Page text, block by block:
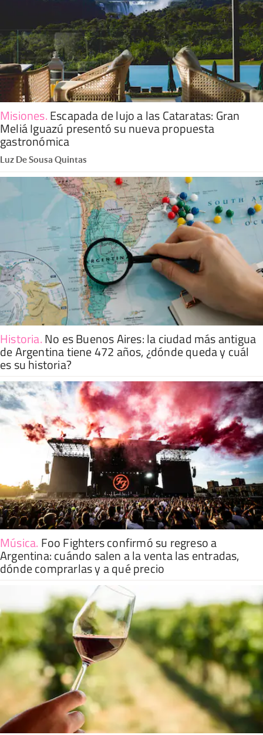
Misiones.Escapada de lujo a las Cataratas: Gran
Meliá Iguazú presentó su nueva propuesta
gastronómica
Luz De Sousa Quintas
Historia.No es Buenos Aires: la ciudad más antigua
de Argentina tiene 472 años, ¿dónde queda y cuál
es su historia?
Música. Foo Fighters confirmó su regreso a
Argentina: cuándo salen a la venta las entradas,
dónde comprarlas y a qué precio